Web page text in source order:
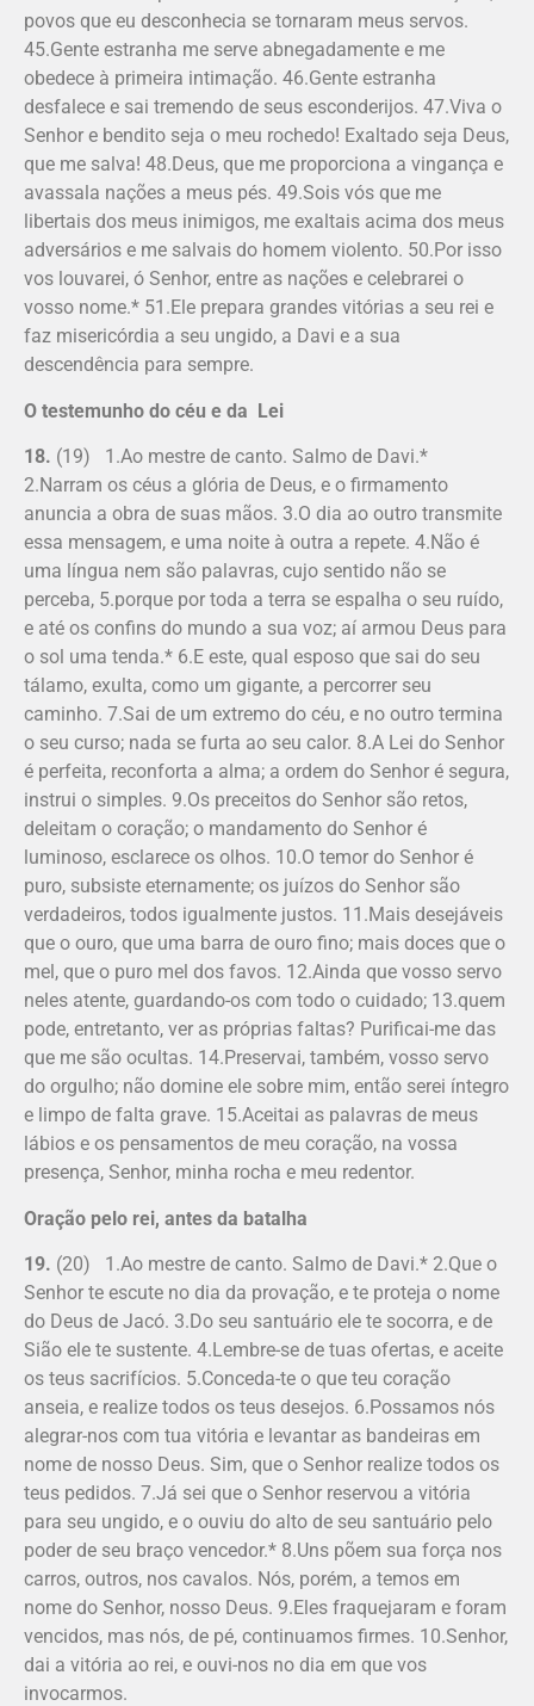
povos que eu desconhecia se tornaram meus servos.
45.Gente estranha me serve abnegadamente e me
obedece à primeira intimação. 46.Gente estranha
desfalece e sai tremendo de seus esconderijos. 47.Viva o
Senhor e bendito seja o meu rochedo! Exaltado seja Deus,
que me salva! 48.Deus, que me proporciona a vingança e
avassala nações a meus pés. 49.Sois vós que me
libertais dos meus inimigos, me exaltais acima dos meus
adversários e me salvais do homem violento. 50.Por isso
vos louvarei, ó Senhor, entre as nações e celebrarei o
vosso nome.* 51.Ele prepara grandes vitórias a seu rei e
faz misericórdia a seu ungido, a Davi e a sua
descendência para sempre.
O testemunho do céu e da Lei
18. (19) 1.Ao mestre de canto. Salmo de Davi.*
2.Narram os céus a glória de Deus, e o firmamento
anuncia a obra de suas mãos. 3.O dia ao outro transmite
essa mensagem, e uma noite à outra a repete. 4.Não é
uma língua nem são palavras, cujo sentido não se
perceba, 5.porque por toda a terra se espalha o seu ruído,
e até os confins do mundo a sua voz; aí armou Deus para
o sol uma tenda.* 6.E este, qual esposo que sai do seu
tálamo, exulta, como um gigante, a percorrer seu
caminho. 7.Sai de um extremo do céu, e no outro termina
o seu curso; nada se furta ao seu calor. 8.A Lei do Senhor
é perfeita, reconforta a alma; a ordem do Senhor é segura,
instrui o simples. 9.Os preceitos do Senhor são retos,
deleitam o coração; o mandamento do Senhor é
luminoso, esclarece os olhos. 10.O temor do Senhor é
puro, subsiste eternamente; os juízos do Senhor são
verdadeiros, todos igualmente justos. 11.Mais desejáveis
que o ouro, que uma barra de ouro fino; mais doces que o
mel, que o puro mel dos favos. 12.Ainda que vosso servo
neles atente, guardando-os com todo o cuidado; 13.quem
pode, entretanto, ver as próprias faltas? Purificai-me das
que me são ocultas. 14.Preservai, também, vosso servo
do orgulho; não domine ele sobre mim, então serei íntegro
e limpo de falta grave. 15.Aceitai as palavras de meus
lábios e os pensamentos de meu coração, na vossa
presença, Senhor, minha rocha e meu redentor.
Oração pelo rei, antes da batalha
19. (20) 1.Ao mestre de canto. Salmo de Davi.* 2.Que o
Senhor te escute no dia da provação, e te proteja o nome
do Deus de Jacó. 3.Do seu santuário ele te socorra, e de
Sião ele te sustente. 4.Lembre-se de tuas ofertas, e aceite
os teus sacrifícios. 5.Conceda-te o que teu coração
anseia, e realize todos os teus desejos. 6.Possamos nós
alegrar-nos com tua vitória e levantar as bandeiras em
nome de nosso Deus. Sim, que o Senhor realize todos os
teus pedidos. 7.Já sei que o Senhor reservou a vitória
para seu ungido, e o ouviu do alto de seu santuário pelo
poder de seu braço vencedor.* 8.Uns põem sua força nos
carros, outros, nos cavalos. Nós, porém, a temos em
nome do Senhor, nosso Deus. 9.Eles fraquejaram e foram
vencidos, mas nós, de pé, continuamos firmes. 10.Senhor,
dai a vitória ao rei, e ouvi-nos no dia em que vos
invocarmos.